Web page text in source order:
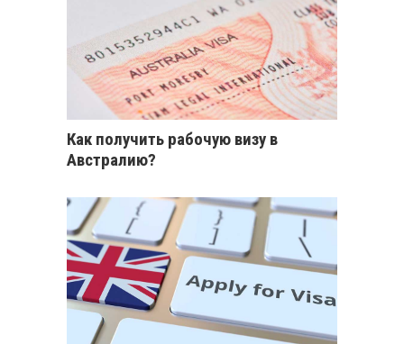
Как получить рабочую визу в
Австралию?